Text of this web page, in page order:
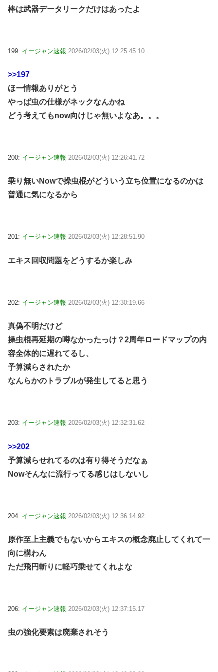
棒は武器データリークだけはあったよ
199: イージャン速報 2026/02/03(火) 12:25:45.10
>>197
ほー情報ありがとう
やっぱ虫の仕様がネックなんかね
どう考えてもnow向けじゃ無いよなあ。。。
200: イージャン速報 2026/02/03(火) 12:26:41.72
乗り無いNowで操虫棍がどういう立ち位置になるのかは
普通に気になるから
201: イージャン速報 2026/02/03(火) 12:28:51.90
エキス回収問題をどうするか楽しみ
202: イージャン速報 2026/02/03(火) 12:30:19.66
真偽不明だけど
操虫棍再延期の噂なかったっけ？2周年ロードマップの内
容全体的に遅れてるし、
予算減らされたか
なんらかのトラブルが発生してると思う
203: イージャン速報 2026/02/03(火) 12:32:31.62
>>202
予算減らせれてるのは有り得そうだなぁ
Nowそんなに流行ってる感じはしないし
204: イージャン速報 2026/02/03(火) 12:36:14.92
原作至上主義でもないからエキスの概念廃止してくれて一
向に構わん
ただ飛円斬りに軽巧乗せてくれよな
206: イージャン速報 2026/02/03(火) 12:37:15.17
虫の強化要素は廃棄されそう